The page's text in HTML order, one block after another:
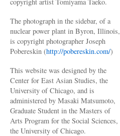
The photograph in the sidebar, of a
nuclear power plant in Byron, Illinois,
is copyright photographer Joseph
Pobereskin (http://pobereskin.com/)
This website was designed by the
Center for East Asian Studies, the
University of Chicago, and is
administered by Masaki Matsumoto,
Graduate Student in the Masters of
Arts Program for the Social Sciences,
the University of Chicago.